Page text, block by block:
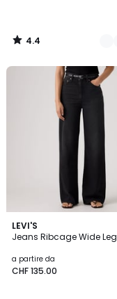
4.4
/
LEVI'S
Jeans Ribcage Wide Leg
a partire da
CHF 135.00
4.5
/ 5
4
Colori